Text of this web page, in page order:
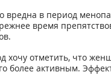
вредна в период
время
хочу отметить, что
более активным.